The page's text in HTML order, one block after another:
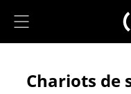
Sièges
Chariots de